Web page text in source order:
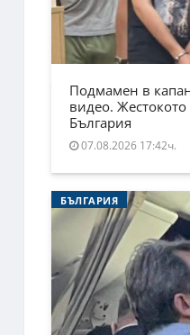
Подмамен в
видео. Жестокото
България
07.08.2026 17:42ч.
БЪЛГАРИЯ